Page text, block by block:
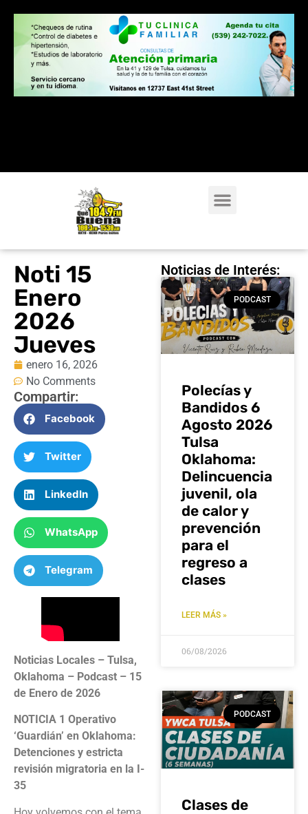
Noti 15
Enero
2026
Jueves
enero 16, 2026
No Comments
Compartir:
Facebook
Twitter
LinkedIn
WhatsApp
Telegram
Noticias Locales – Tulsa,
Oklahoma – Podcast – 15
de Enero de 2026
NOTICIA 1 Operativo
‘Guardián’ en Oklahoma:
Detenciones y estricta
revisión migratoria en la I-
35
Noticias de Interés:
PODCAST
Polecías y
Bandidos 6
Agosto 2026
Tulsa
Oklahoma:
Delincuencia
juvenil, ola
de calor y
prevención
para el
regreso a
clases
LEER MÁS »
06/08/2026
PODCAST
Clases de